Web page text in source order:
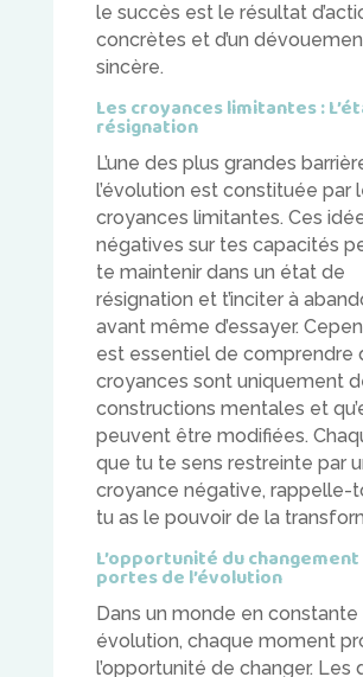
le succès est le résultat
concrètes et d’un
sincère.
Les croyances limitantes :
résignation
L’une des plus grandes
l’évolution est constituée par
croyances limitantes. Ces
négatives sur tes capacités
te maintenir dans un état de
résignation et t’inciter à
avant même d’essayer.
est essentiel de comprendre
croyances sont uniquement
constructions mentales et
peuvent être modifiées.
que tu te sens restreinte par
croyance négative, rappelle-
tu as le pouvoir de la
L’opportunité du changement
portes de l’évolution
Dans un monde en constante
évolution, chaque moment
l’opportunité de changer. Les